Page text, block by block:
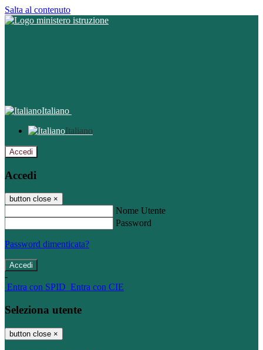
Salta al contenuto
Italiano
Italiano
Accedi
Accedi
button close ×
Nome Utente
Password
Password dimenticata?
-
Entra con SPID Entra con CIE
Seleziona utente
button close ×